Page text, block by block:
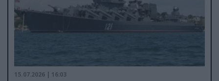
15.07.2026 | 16:03